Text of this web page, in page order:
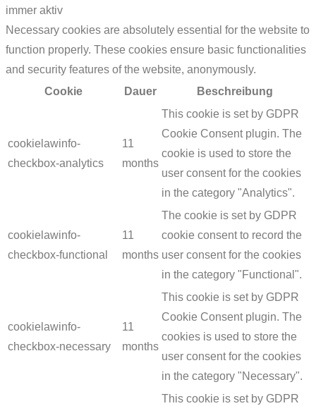
immer aktiv
Necessary cookies are absolutely essential for the website to
function properly. These cookies ensure basic functionalities
and security features of the website, anonymously.
Cookie
Dauer Beschreibung
cookielawinfo-
checkbox-analytics
11
months
This cookie is set by GDPR
Cookie Consent plugin. The
cookie is used to store the
user consent for the cookies
in the category "Analytics".
cookielawinfo-
checkbox-functional
11
months
The cookie is set by GDPR
cookie consent to record the
user consent for the cookies
in the category "Functional".
cookielawinfo-
checkbox-necessary
11
months
This cookie is set by GDPR
Cookie Consent plugin. The
cookies is used to store the
user consent for the cookies
in the category "Necessary".
This cookie is set by GDPR